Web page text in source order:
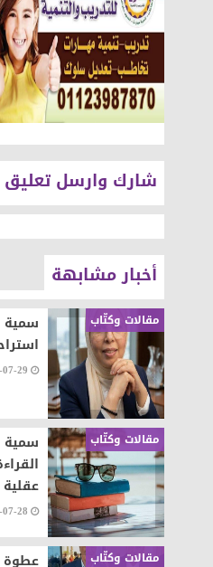
شارك وارسل تعليق
أخبار مشابهة
مقالات وكتّاب
سمية
29
مقالات وكتّاب
سمية
28
مقالات وكتّاب عطوة